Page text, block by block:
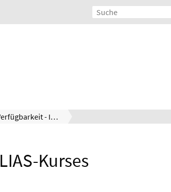
Verfügbarkeit - ILIAS-Kurs
Kurses